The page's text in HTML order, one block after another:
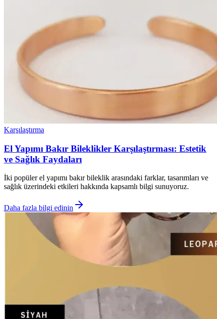
Karşılaştırma
El Yapımı Bakır Bileklikler Karşılaştırması: Estetik
ve Sağlık Faydaları
İki popüler el yapımı bakır bileklik arasındaki farklar, tasarımları ve
sağlık üzerindeki etkileri hakkında kapsamlı bilgi sunuyoruz.
Daha fazla bilgi edinin